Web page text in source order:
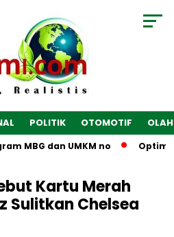
POLITIK OTOMOTIF
MBG dan UMKM no
Kartu Merah
Sulitkan Chelsea